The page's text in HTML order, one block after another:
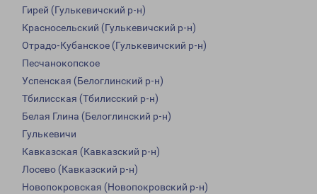
Гирей (Гулькевичский р-н)
Красносельский (Гулькевичский р-н)
Отрадо-Кубанское (Гулькевичский р-н)
Песчанокопское
Успенская (Белоглинский р-н)
Тбилисская (Тбилисский р-н)
Белая Глина (Белоглинский р-н)
Гулькевичи
Кавказская (Кавказский р-н)
Лосево (Кавказский р-н)
Новопокровская (Новопокровский р-н)